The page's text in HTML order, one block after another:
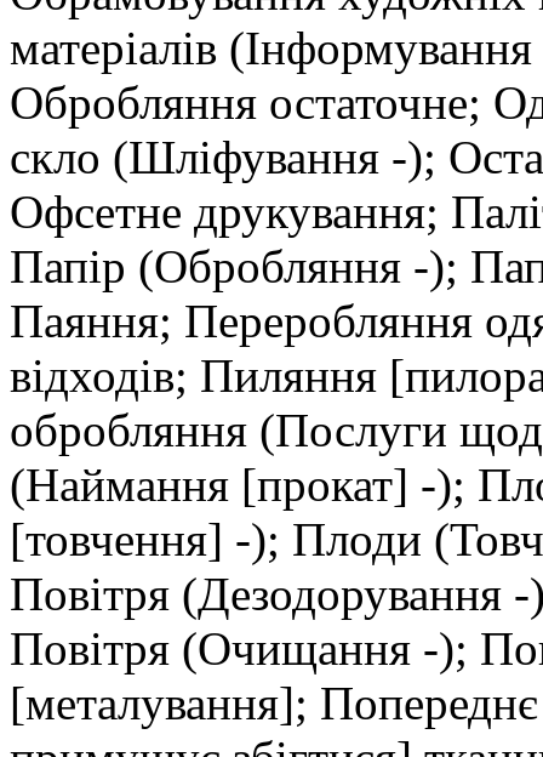
матеріалів
Обробляння остаточне;
скло (Шліфування -);
Офсетне друкування;
Папір (Обробляння -);
Паяння; Переробляння
відходів; Пиляння
обробляння (Послуги
(Наймання [прокат] -);
[товчення] -); Плоди
Повітря (Дезодорування
Повітря (Очищання -);
[металування];